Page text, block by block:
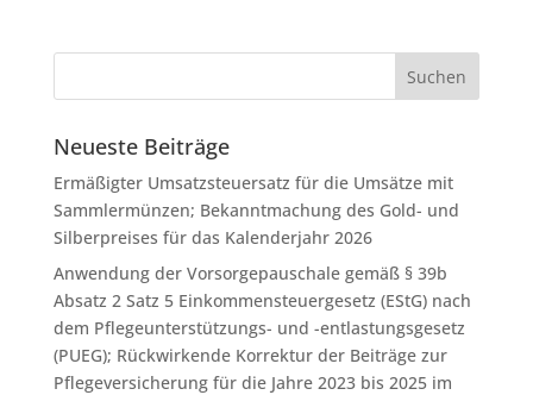
Neueste Beiträge
Ermäßigter Umsatzsteuersatz für die Umsätze mit
Sammlermünzen; Bekanntmachung des Gold- und
Silberpreises für das Kalenderjahr 2026
Anwendung der Vorsorgepauschale gemäß § 39b
Absatz 2 Satz 5 Einkommensteuergesetz (EStG) nach
dem Pflegeunterstützungs- und -entlastungsgesetz
(PUEG); Rückwirkende Korrektur der Beiträge zur
Pflegeversicherung für die Jahre 2023 bis 2025 im